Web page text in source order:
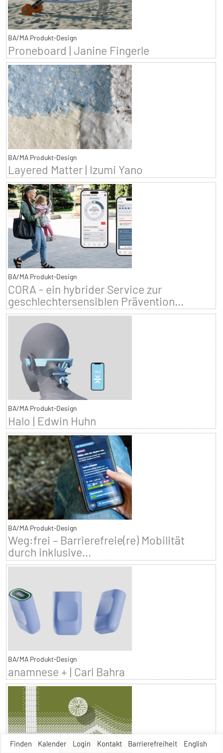
Finden Kalender Login Kontakt Barrierefreiheit English
BA/MA Produkt-Design
Proneboard | Janine Fingerle
BA/MA Produkt-Design
Layered Matter | Izumi Yano
BA/MA Produkt-Design
CORA - ein hybrider Service zur
geschlechtersensiblen Prävention...
BA/MA Produkt-Design
Halo | Edwin Huhn
BA/MA Produkt-Design
Weg:frei – Barrierefreie(re) Mobilität
durch inklusive...
BA/MA Produkt-Design
anamnese + | Carl Bahra